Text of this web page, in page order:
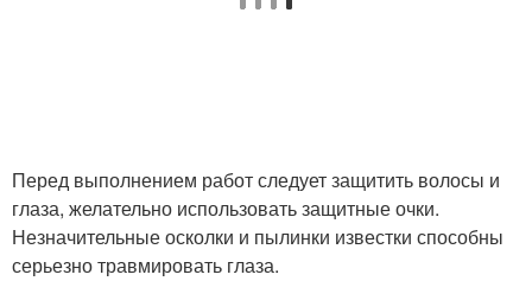
Перед выполнением работ следует защитить волосы и
глаза, желательно использовать защитные очки.
Незначительные осколки и пылинки известки способны
серьезно травмировать глаза.